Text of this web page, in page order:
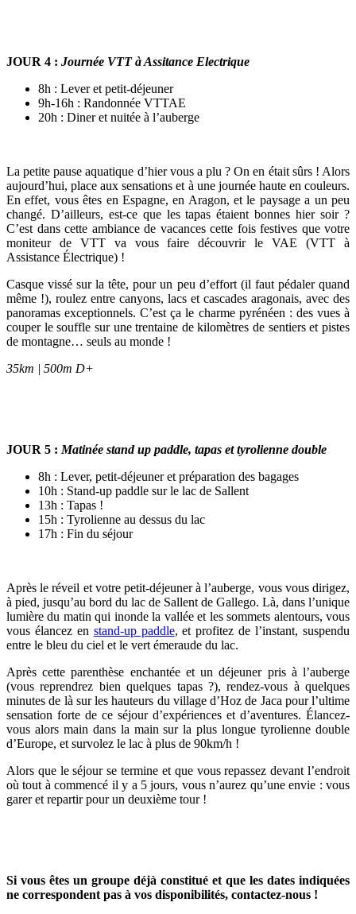
JOUR 4 : Journée VTT à Assitance Electrique
8h : Lever et petit-déjeuner
9h-16h : Randonnée VTTAE
20h : Diner et nuitée à l’auberge
La petite pause aquatique d’hier vous a plu ? On en était sûrs ! Alors
aujourd’hui, place aux sensations et à une journée haute en couleurs.
En effet, vous êtes en Espagne, en Aragon, et le paysage a un peu
changé. D’ailleurs, est-ce que les tapas étaient bonnes hier soir ?
C’est dans cette ambiance de vacances cette fois festives que votre
moniteur de VTT va vous faire découvrir le VAE (VTT à
Assistance Électrique) !
Casque vissé sur la tête, pour un peu d’effort (il faut pédaler quand
même !), roulez entre canyons, lacs et cascades aragonais, avec des
panoramas exceptionnels. C’est ça le charme pyrénéen : des vues à
couper le souffle sur une trentaine de kilomètres de sentiers et pistes
de montagne… seuls au monde !
35km | 500m D+
JOUR 5 : Matinée stand up paddle, tapas et tyrolienne double
8h : Lever, petit-déjeuner et préparation des bagages
10h : Stand-up paddle sur le lac de Sallent
13h : Tapas !
15h : Tyrolienne au dessus du lac
17h : Fin du séjour
Après le réveil et votre petit-déjeuner à l’auberge, vous vous dirigez,
à pied, jusqu’au bord du lac de Sallent de Gallego. Là, dans l’unique
lumière du matin qui inonde la vallée et les sommets alentours, vous
vous élancez en stand-up paddle, et profitez de l’instant, suspendu
entre le bleu du ciel et le vert émeraude du lac.
Après cette parenthèse enchantée et un déjeuner pris à l’auberge
(vous reprendrez bien quelques tapas ?), rendez-vous à quelques
minutes de là sur les hauteurs du village d’Hoz de Jaca pour l’ultime
sensation forte de ce séjour d’expériences et d’aventures. Élancez-
vous alors main dans la main sur la plus longue tyrolienne double
d’Europe, et survolez le lac à plus de 90km/h !
Alors que le séjour se termine et que vous repassez devant l’endroit
où tout à commencé il y a 5 jours, vous n’aurez qu’une envie : vous
garer et repartir pour un deuxième tour !
Si vous êtes un groupe déjà constitué et que les dates indiquées
ne correspondent pas à vos disponibilités, contactez-nous !